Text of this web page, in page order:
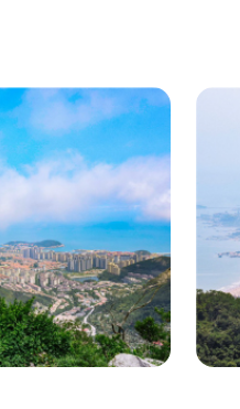
白色中性简约、黑色